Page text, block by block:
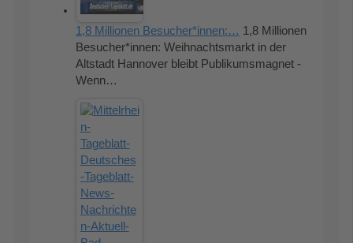
1,8 Millionen Besucher*innen:… 1,8 Millionen
Besucher*innen: Weihnachtsmarkt in der
Altstadt Hannover bleibt Publikumsmagnet -
Wenn…